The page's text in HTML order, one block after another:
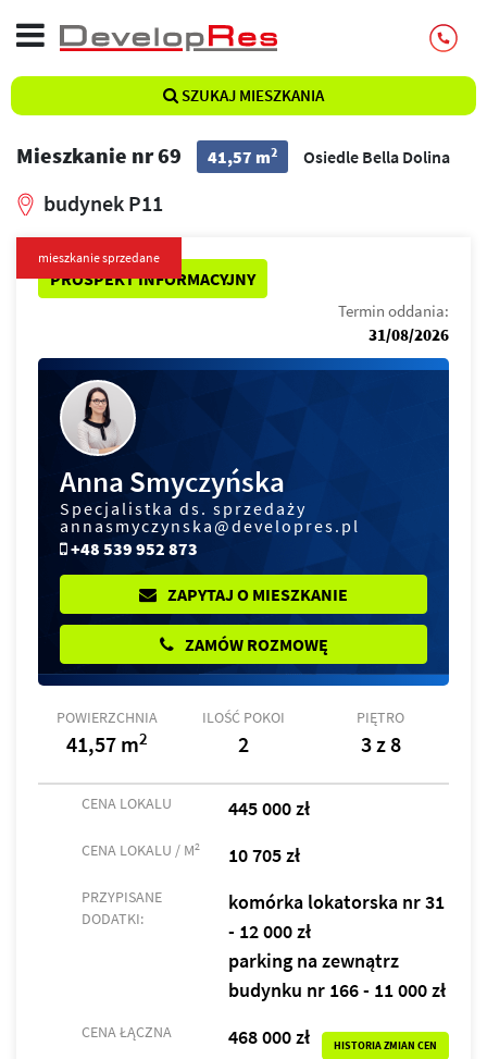
SZUKAJ MIESZKANIA
Mieszkanie nr 69 41,57 m2 Osiedle Bella Dolina
budynek P11
PROSPEKT INFORMACYJNY
mieszkanie sprzedane
Termin oddania:
31/08/2026
Anna Smyczyńska
Specjalistka ds. sprzedaży
annasmyczynska@developres.pl
+48 539 952 873
ZAPYTAJ O MIESZKANIE
ZAMÓW ROZMOWĘ
POWIERZCHNIA
41,57 m2
ILOŚĆ POKOI
2
PIĘTRO
3 z 8
CENA LOKALU 445 000 zł
CENA LOKALU / M2 10 705 zł
PRZYPISANE
DODATKI:
komórka lokatorska nr 31
- 12 000 zł
parking na zewnątrz
budynku nr 166 - 11 000 zł
CENA ŁĄCZNA 468 000 zł HISTORIA ZMIAN CEN